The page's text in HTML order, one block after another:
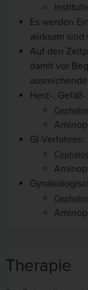
Es werden
wirksam sind
Auf den
damit vor
Herz-,
GI-Verfahren:
Therapie